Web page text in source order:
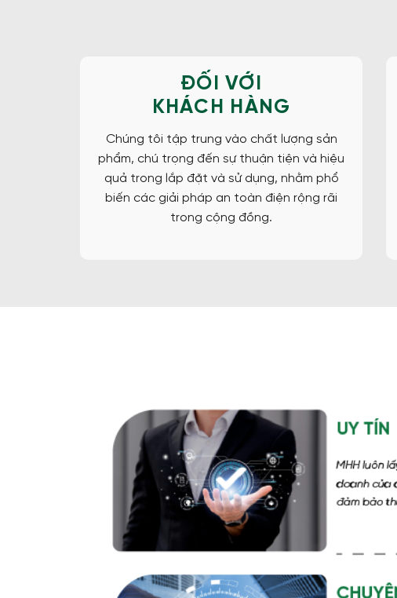
ĐỐI VỚI
KHÁCH HÀNG
Chúng tôi tập trung vào chất lượng sản
phẩm, chú trọng đến sự thuận tiện và hiệu
quả trong lắp đặt và sử dụng, nhằm phổ
biến các giải pháp an toàn điện rộng rãi
trong cộng đồng.